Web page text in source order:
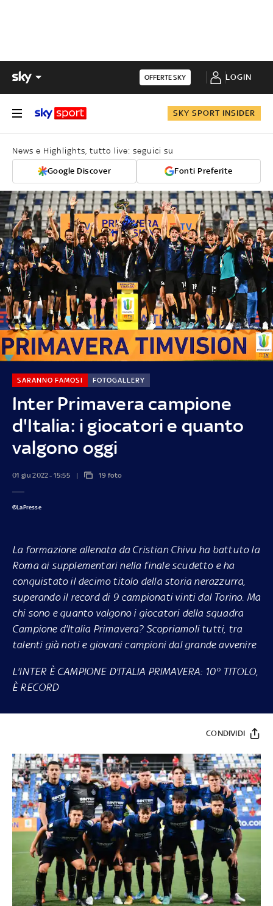
OFFERTE SKY LOGIN
SKY SPORT INSIDER
News e Highlights, tutto live: seguici su
Google Discover Fonti Preferite
Inter Primavera campione
d'Italia: i giocatori e quanto
valgono oggi
SARANNO FAMOSI FOTOGALLERY
01 giu 2022 - 15:55 19 foto
©LaPresse
La formazione allenata da Cristian Chivu ha battuto la
Roma ai supplementari nella finale scudetto e ha
conquistato il decimo titolo della storia nerazzurra,
superando il record di 9 campionati vinti dal Torino. Ma
chi sono e quanto valgono i giocatori della squadra
Campione d'Italia Primavera? Scopriamoli tutti, tra
talenti già noti e giovani campioni dal grande avvenire
L'INTER È CAMPIONE D'ITALIA PRIMAVERA: 10° TITOLO,
È RECORD
CONDIVIDI